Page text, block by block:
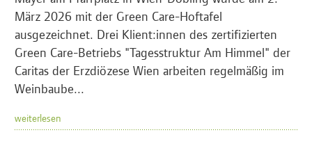
März 2026 mit der Green Care-Hoftafel
ausgezeichnet. Drei Klient:innen des zertifizierten
Green Care-Betriebs "Tagesstruktur Am Himmel" der
Caritas der Erzdiözese Wien arbeiten regelmäßig im
Weinbaube...
weiterlesen